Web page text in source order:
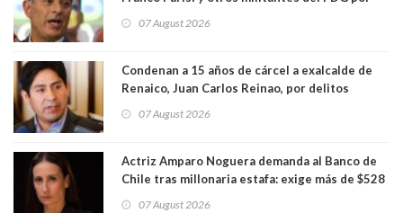
07 August 2026
Condenan a 15 años de cárcel a exalcalde de
Renaico, Juan Carlos Reinao, por delitos
07 August 2026
Actriz Amparo Noguera demanda al Banco de
Chile tras millonaria estafa: exige más de $528
07 August 2026